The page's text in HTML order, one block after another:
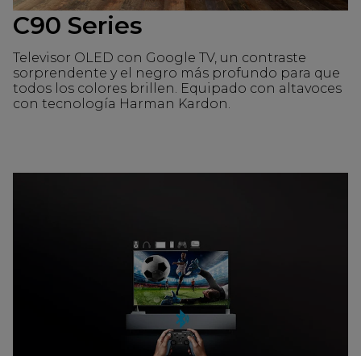
C90 Series
Televisor OLED con Google TV, un contraste
sorprendente y el negro más profundo para que
todos los colores brillen. Equipado con altavoces
con tecnología Harman Kardon.